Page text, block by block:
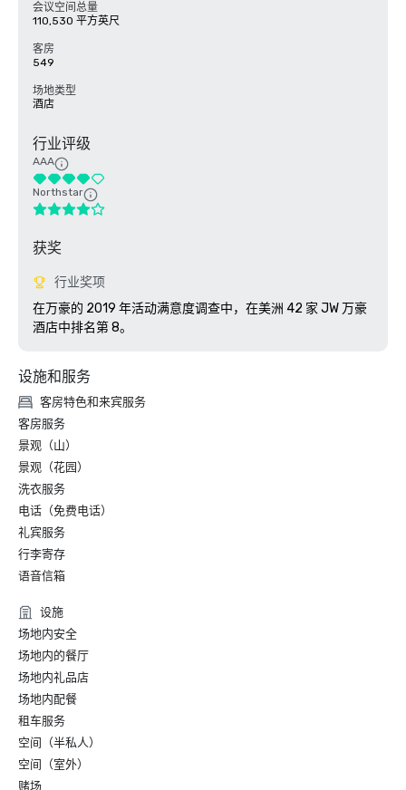
会议空间总量
110,530 平方英尺
客房
549
场地类型
酒店
行业评级
AAA
Northstar
获奖
行业奖项
在万豪的 2019 年活动满意度调查中，在美洲 42 家 JW 万豪
设施和服务
客房特色和来宾服务
客房服务
景观（山）
景观（花园）
洗衣服务
电话（免费电话）
礼宾服务
行李寄存
语音信箱
设施
场地内安全
场地内的餐厅
场地内礼品店
场地内配餐
租车服务
空间（半私人）
空间（室外）
赌场